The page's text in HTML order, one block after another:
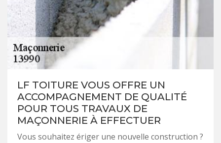
LF TOITURE VOUS OFFRE UN
ACCOMPAGNEMENT DE QUALITÉ
POUR TOUS TRAVAUX DE
MAÇONNERIE À EFFECTUER
Vous souhaitez ériger une nouvelle construction ?